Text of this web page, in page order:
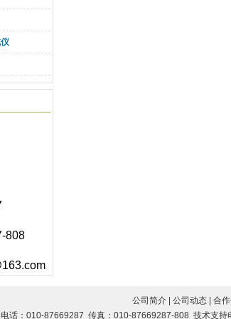
808
公司简介 公司动态 合
电话：010-87669287 传真：010-87669287-808 技术支持